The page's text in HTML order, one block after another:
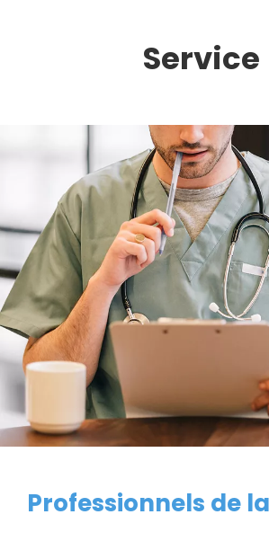
Service
Professionnels de